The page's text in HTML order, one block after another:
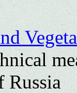
Russia